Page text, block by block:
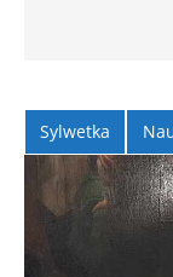
Sylwetka